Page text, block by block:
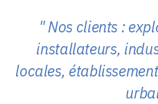
Nos clients :
installateurs,
locales,